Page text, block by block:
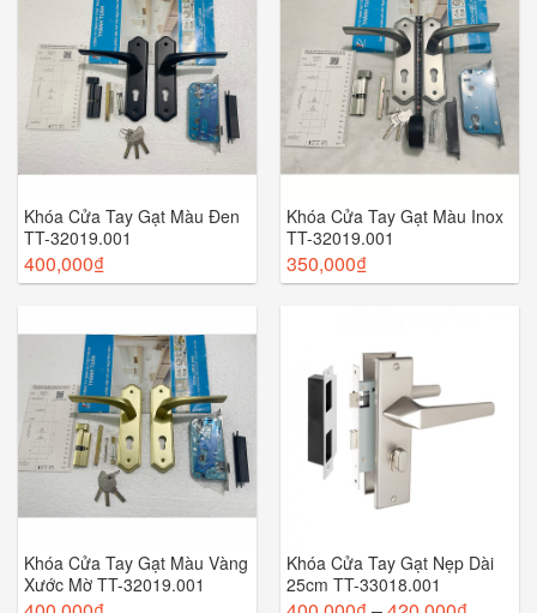
Khóa Cửa Tay Gạt Màu Đen
TT-32019.001
400,000₫
Khóa Cửa Tay Gạt Màu Inox
TT-32019.001
350,000₫
Khóa Cửa Tay Gạt Màu Vàng
Xước Mờ TT-32019.001
Khóa Cửa Tay Gạt Nẹp Dài
25cm TT-33018.001